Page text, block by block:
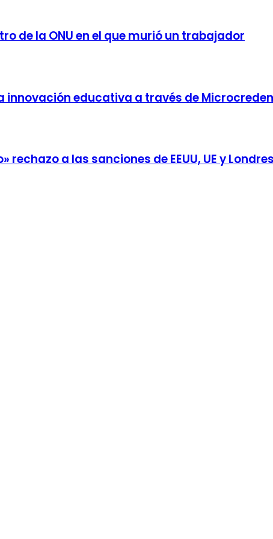
de la ONU en el que murió un trabajador
innovación educativa a través de
a las sanciones de EEUU, UE y Londres